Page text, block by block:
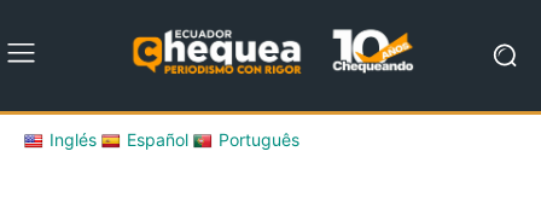
Inglés Español Português